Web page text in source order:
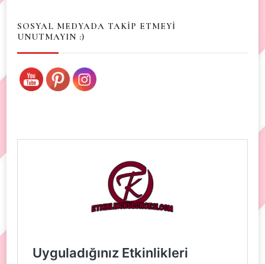
SOSYAL MEDYADA TAKİP ETMEYİ
UNUTMAYIN :)